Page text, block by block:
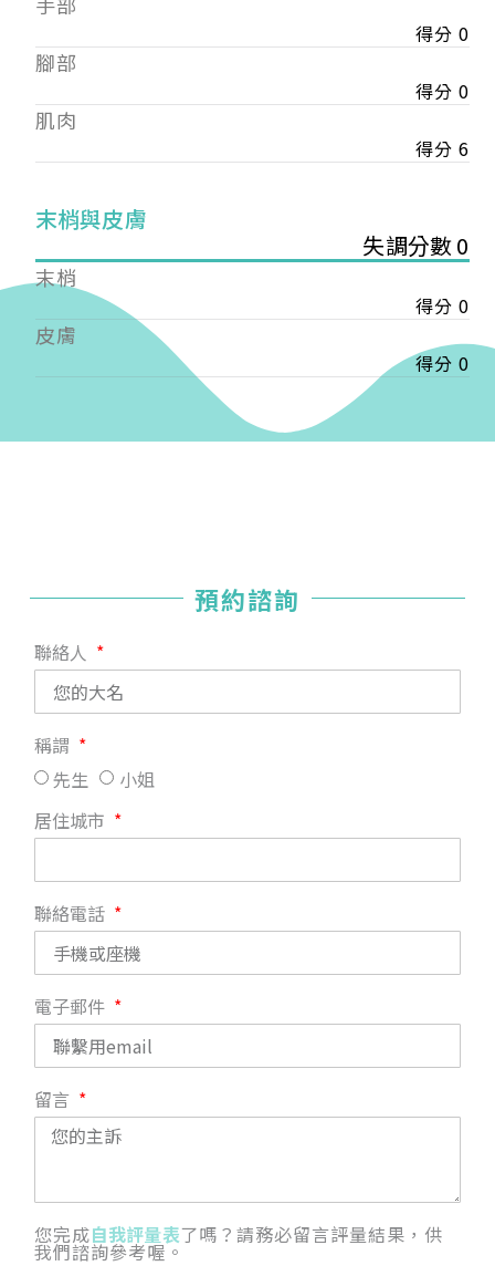
得分 0
腳部
得分 0
肌肉
得分 6
末梢與皮膚
失調分數 0
末梢
得分 0
皮膚
得分 0
預約諮詢
聯絡人
稱謂
先生
小姐
居住城市
聯絡電話
電子郵件
留言
您完成自我評量表了嗎？請務必留言評量結果，供
我們諮詢參考喔。
會審核通過後即通知您進行繳費，繳費資訊如下
【會費】
個人會員:
入會費新臺幣1200元，於會員入會時繳納；常年會
費1200元，於每年度繳納。
費3000元，於每年度繳納。
戶名: 社團法人台灣自律神經健康培訓暨發展協會
帳號: 003-03-501566-2
銀行: (013) 國泰世華 南京東路分行